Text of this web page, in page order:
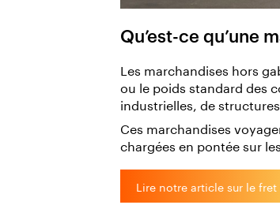
Qu’est-ce qu’une
Les marchandises hors
ou le poids standard des
industrielles, de
Ces marchandises
chargées en pontée sur
Lire notre article sur le fret